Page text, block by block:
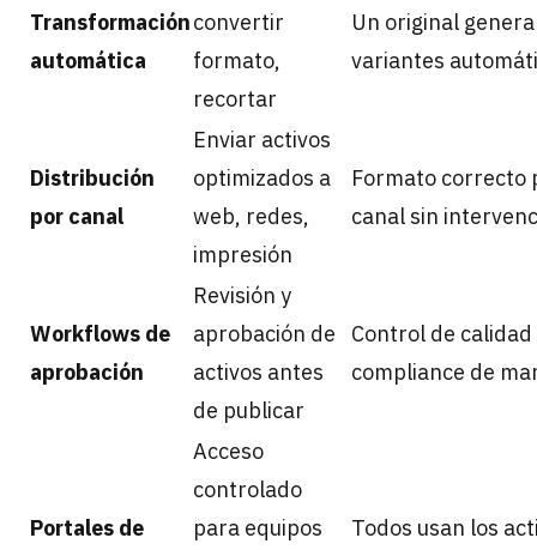
Transformación
automática
convertir
formato,
recortar
Un original
variantes
Distribución
por canal
Enviar activos
optimizados a
web, redes,
impresión
Formato correcto
canal sin
Workflows de
aprobación
Revisión y
aprobación de
activos antes
de publicar
Control de calidad
compliance de
Portales de
Acceso
controlado
para equipos
Todos usan los